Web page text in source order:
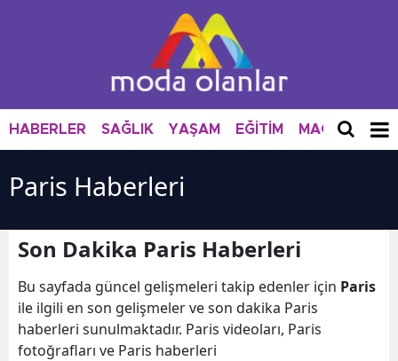
HABERLER SAĞLIK YAŞAM EĞİTİM MAGAZİN
Paris Haberleri
Son Dakika Paris Haberleri
Bu sayfada güncel gelişmeleri takip edenler için Paris
ile ilgili en son gelişmeler ve son dakika Paris
haberleri sunulmaktadır. Paris videoları, Paris
fotoğrafları ve Paris haberleri